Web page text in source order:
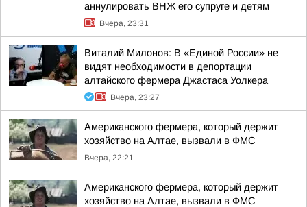
аннулировать ВНЖ его супруге и детям
Вчера, 23:31
Виталий Милонов: В «Единой России» не
видят необходимости в депортации
алтайского фермера Джастаса Уолкера
Вчера, 23:27
Американского фермера, который держит
хозяйство на Алтае, вызвали в ФМС
Вчера, 22:21
Американского фермера, который держит
хозяйство на Алтае, вызвали в ФМС